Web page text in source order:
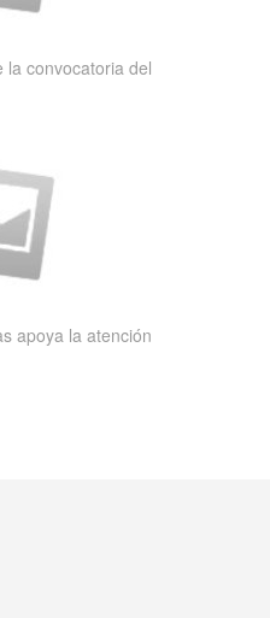
la convocatoria del
apoya la atención